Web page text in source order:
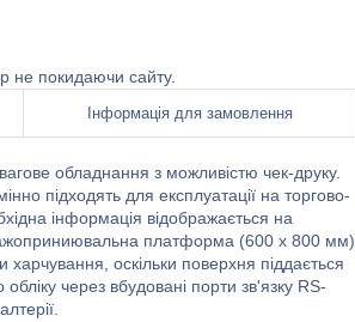
не покидаючи сайту.
Інформація для замовлення
обладнання з можливістю чек-друку.
підходять для експлуатації на торгово-
інформація відображається на
платформа (600 х 800 мм)
оскільки поверхня піддається
через вбудовані порти зв'язку RS-